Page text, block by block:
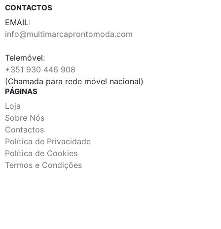
CONTACTOS
EMAIL:
info@multimarcaprontomoda.com
Telemóvel:
+351 930 446 908
(Chamada para rede móvel nacional)
PÁGINAS
Loja
Sobre Nós
Contactos
Política de Privacidade
Política de Cookies
Termos e Condições